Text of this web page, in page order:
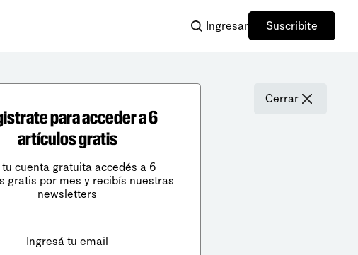
Ingresar Suscribite
Cerrar
para acceder a 6
artículos gratis
tu cuenta gratuita accedés a 6
gratis por mes y recibís nuestras
newsletters
Ingresá tu email